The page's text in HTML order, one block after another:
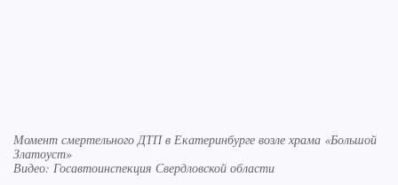
Момент смертельного ДТП в Екатеринбурге возле храма «Большой
Златоуст»
Видео: Госавтоинспекция Свердловской области